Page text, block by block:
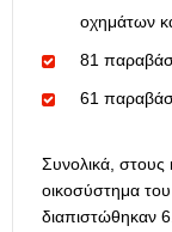
οχημάτων
81
61
Συνολικά,
οικοσύστημα
διαπιστώθηκαν